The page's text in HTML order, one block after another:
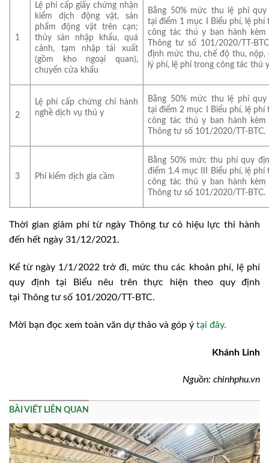
1
Lệ phí cấp giấy chứng nhận
kiểm dịch động vật, sản
phẩm động vật trên cạn;
thủy sản nhập khẩu, quá
cảnh, tạm nhập tái xuất
(gồm kho ngoại quan),
chuyển cửa khẩu
Bằng 50% mức thu lệ phí quy
tại điểm 1 mục I Biểu phí, lệ phí
công tác thú y ban hành kèm
Thông tư số 101/2020/TT-
định mức thu, chế độ thu, nộp,
lý phí, lệ phí trong công tác thú
2
Lệ phí cấp chứng chỉ hành
nghề dịch vụ thú y
Bằng 50% mức thu lệ phí quy
tại điểm 2 mục I Biểu phí, lệ phí
công tác thú y ban hành kèm
Thông tư số 101/2020/TT-BTC.
3 Phí kiểm dịch gia cầm
Bằng 50% mức thu phí quy
điểm 1.4 mục III Biểu phí, lệ phí
công tác thú y ban hành kèm
Thông tư số 101/2020/TT-BTC.
Thời gian giảm phí từ ngày Thông tư có hiệu lực thi hành
đến hết ngày 31/12/2021.
Kể từ ngày 1/1/2022 trở đi, mức thu các khoản phí, lệ phí
quy định tại Biểu nêu trên thực hiện theo quy định
tại Thông tư số 101/2020/TT-BTC.
Mời bạn đọc xem toàn văn dự thảo và góp ý tại đây.
Khánh Linh
Nguồn: chinhphu.vn
BÀI VIẾT LIÊN QUAN